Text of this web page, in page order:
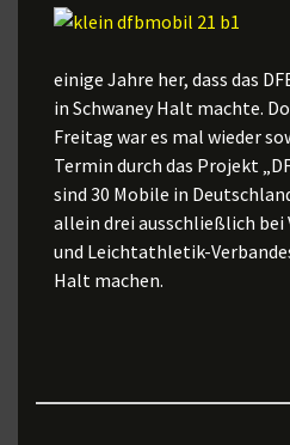
einige Jahre her, dass das
in Schwaney Halt machte.
Freitag war es mal wieder
Termin durch das Projekt
sind 30 Mobile in
allein drei ausschließlich bei
und Leichtathletik-
Halt machen.